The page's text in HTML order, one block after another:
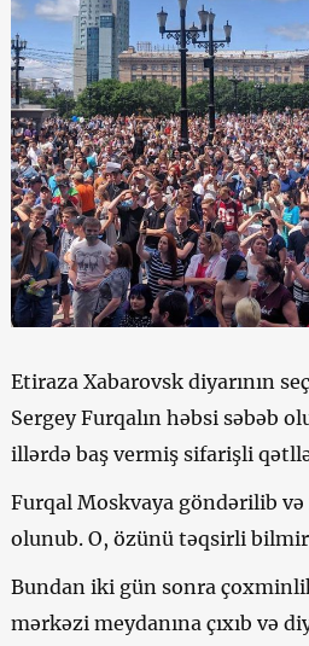
Etiraza Xabarovsk diyarının
Sergey Furqalın həbsi səbəb
illərdə baş vermiş sifarişli
Furqal Moskvaya göndərilib
olunub. O, özünü təqsirli
Bundan iki gün sonra
mərkəzi meydanına çıxıb və